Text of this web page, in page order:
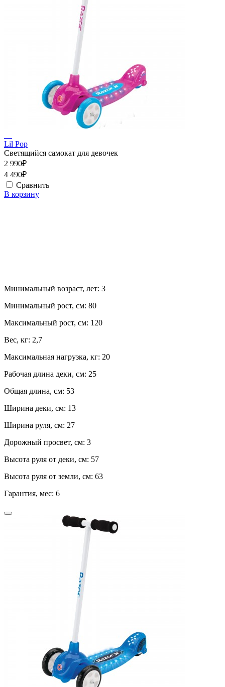
Lil Pop
Светящийся самокат для девочек
2 990₽
4 490₽
Сравнить
В корзину
Минимальный возраст, лет: 3
Минимальный рост, см: 80
Максимальный рост, см: 120
Вес, кг: 2,7
Максимальная нагрузка, кг: 20
Рабочая длина деки, см: 25
Общая длина, см: 53
Ширина деки, см: 13
Ширина руля, см: 27
Дорожный просвет, см: 3
Высота руля от деки, см: 57
Высота руля от земли, см: 63
Гарантия, мес: 6